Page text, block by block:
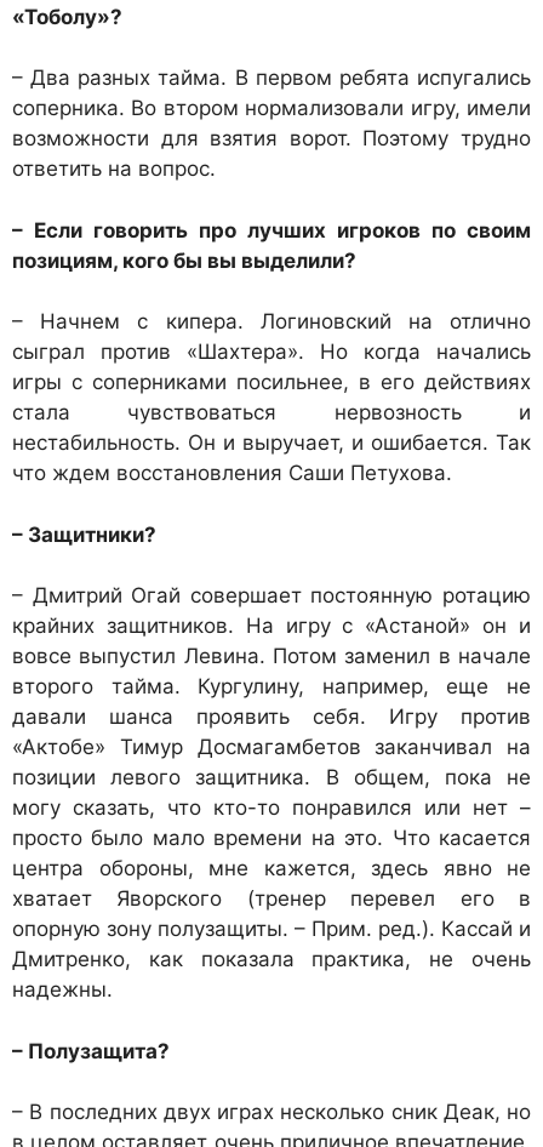
«Тоболу»?
– Два разных тайма. В первом ребята испугались
соперника. Во втором нормализовали игру, имели
возможности для взятия ворот. Поэтому трудно
ответить на вопрос.
– Если говорить про лучших игроков по своим
позициям, кого бы вы выделили?
– Начнем с кипера. Логиновский на отлично
сыграл против «Шахтера». Но когда начались
игры с соперниками посильнее, в его действиях
стала чувствоваться нервозность и
нестабильность. Он и выручает, и ошибается. Так
что ждем восстановления Саши Петухова.
– Защитники?
– Дмитрий Огай совершает постоянную ротацию
крайних защитников. На игру с «Астаной» он и
вовсе выпустил Левина. Потом заменил в начале
второго тайма. Кургулину, например, еще не
давали шанса проявить себя. Игру против
«Актобе» Тимур Досмагамбетов заканчивал на
позиции левого защитника. В общем, пока не
могу сказать, что кто-то понравился или нет –
просто было мало времени на это. Что касается
центра обороны, мне кажется, здесь явно не
хватает Яворского (тренер перевел его в
опорную зону полузащиты. – Прим. ред.). Кассай и
Дмитренко, как показала практика, не очень
надежны.
– Полузащита?
– В последних двух играх несколько сник Деак, но